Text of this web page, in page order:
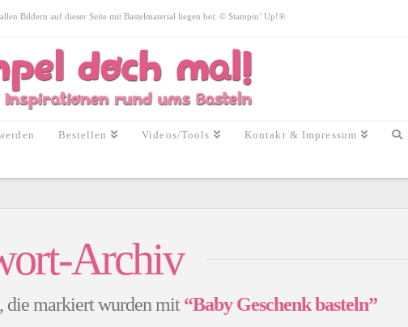
Bildern auf dieser Seite mit Bastelmaterial liegen bei: © Stampin’ Up!®
Bestellen Videos/Tools Kontakt & Impressum
Archiv
die markiert wurden mit“Baby Geschenk basteln”